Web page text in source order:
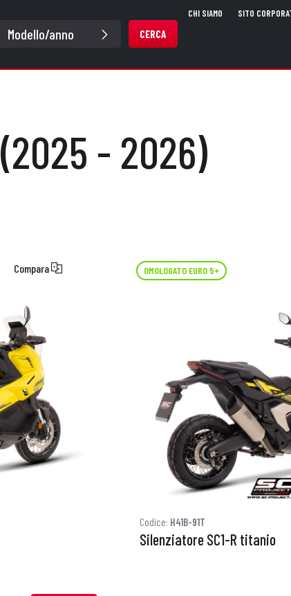
CERCA
CHI SIAMO SITO
- 2026)
Compara OMOLOGATO EURO 5+
Codice: H41B-91T
Silenziatore SC1-R titanio